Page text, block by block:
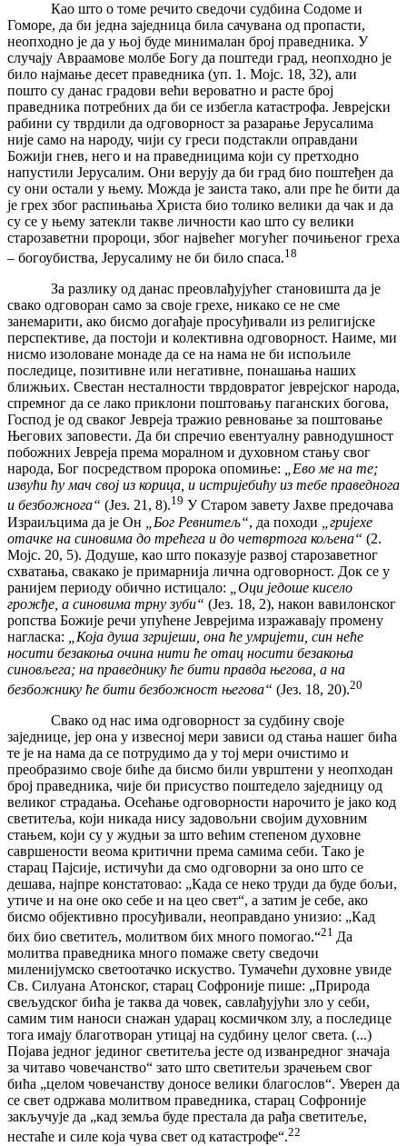
Као што о томе речито сведочи судбина Содоме и
Гоморе, да би једна заједница била сачувана од пропасти,
неопходно је да у њој буде минималан број праведника. У
случају Авраамове молбе Богу да поштеди град, неопходно је
било најмање десет праведника (уп. 1. Мојс. 18, 32), али
пошто су данас градови већи вероватно и расте број
праведника потребних да би се избегла катастрофа. Јеврејски
рабини су тврдили да одговорност за разарање Јерусалима
није само на народу, чији су греси подстакли оправдани
Божији гнев, него и на праведницима који су претходно
напустили Јерусалим. Они верују да би град био поштеђен да
су они остали у њему. Можда је заиста тако, али пре ће бити да
је грех због распињања Христа био толико велики да чак и да
су се у њему затекли такве личности као што су велики
старозаветни пророци, због највећег могућег почињеног греха
– богоубиства, Јерусалиму не би било спаса.18
За разлику од данас преовлађујућег становишта да је
свако одговоран само за своје грехе, никако се не сме
занемарити, ако бисмо догађаје просуђивали из религијске
перспективе, да постоји и колективна одговорност. Наиме, ми
нисмо изоловане монаде да се на нама не би испољиле
последице, позитивне или негативне, понашања наших
ближњих. Свестан несталности тврдовратог јеврејског народа,
спремног да се лако приклони поштовању паганских богова,
Господ је од сваког Јевреја тражио ревновање за поштовање
Његових заповести. Да би спречио евентуалну равнодушност
побожних Јевреја према моралном и духовном стању свог
народа, Бог посредством пророка опомиње: „Ево ме на те;
извући ћу мач свој из корица, и истријебићу из тебе праведнога
и безбожнога“ (Јез. 21, 8).19 У Старом завету Јахве предочава
Израиљцима да је Он
„Бог Ревнитељ“, да походи
„гријехе
отачке на синовима до трећега и до четвртога кољена“ (2.
Мојс. 20, 5). Додуше, као што показује развој старозаветног
схватања, свакако је примарнија лична одговорност. Док се у
ранијем периоду обично истицало: „Оци једоше кисело
грожђе, а синовима трну зуби“ (Јез. 18, 2), након вавилонског
ропства Божије речи упућене Јеврејима изражавају промену
нагласка:
„Која душа згријеши, она ће умријети, син неће
носити безакоња очина нити ће отац носити безакоња
синовљега; на праведнику ће бити правда његова, а на
безбожнику ће бити безбожност његова“ (Јез. 18, 20).20
Свако од нас има одговорност за судбину своје
заједнице, јер она у извесној мери зависи од стања нашег бића
те је на нама да се потрудимо да у тој мери очистимо и
преобразимо своје биће да бисмо били уврштени у неопходан
број праведника, чије би присуство поштедело заједницу од
великог страдања. Осећање одговорности нарочито је јако код
светитеља, који никада нису задовољни својим духовним
стањем, који су у жудњи за што већим степеном духовне
савршености веома критични према самима себи. Тако је
старац Пајсије, истичући да смо одговорни за оно што се
дешава, најпре констатовао: „Када се неко труди да буде бољи,
утиче и на оне око себе и на цео свет“, а затим је себе, ако
бисмо објективно просуђивали, неоправдано унизио: „Кад
бих био светитељ, молитвом бих много помогао.“21 Да
молитва праведника много помаже свету сведочи
миленијумско светоотачко искуство. Тумачећи духовне увиде
Св. Силуана Атонског, старац Софроније пише: „Природа
свељудског бића је таква да човек, савлађујући зло у себи,
самим тим наноси снажан ударац космичком злу, а последице
тога имају благотворан утицај на судбину целог света. (...)
Појава једног јединог светитеља јесте од изванредног значаја
за читаво човечанство“ зато што светитељи зрачењем свог
бића „целом човечанству доносе велики благослов“. Уверен да
се свет одржава молитвом праведника, старац Софроније
закључује да „кад земља буде престала да рађа светитеље,
нестаће и силе која чува свет од катастрофе“.22